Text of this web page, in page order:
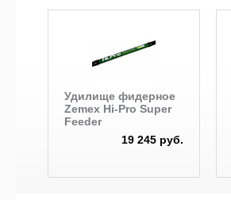
Удилище фидерное
Zemex Hi-Pro Super
Feeder
19 245 руб.